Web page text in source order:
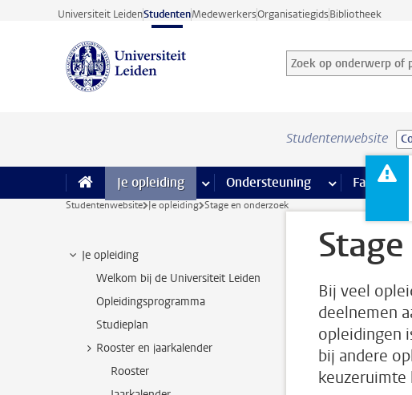
Ga direct naar de inhoud
Universiteit LeidenStudentenMedewerkersOrganisatiegidsBibliotheek
Zoek op onderwerp of
Zoekterm
Studentenwebsite
Je opleiding meer Je opleiding pagina’s
Ondersteuning meerFaciliteiten
Studentenwebsite Je opleiding Stage en onderzoek
Je opleiding
Welkom bij de Universiteit Leiden
Opleidingsprogramma
Studieplan
Rooster en jaarkalender
Rooster
Bij veel
deelnemen
opleidingen
bij andere